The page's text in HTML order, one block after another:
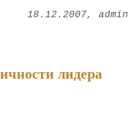
18.12.2007 admin
лидера